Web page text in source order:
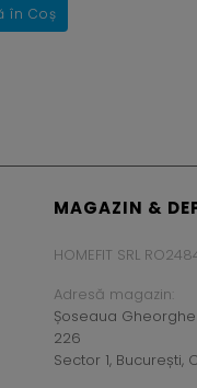
în Coș
MAGAZIN &
HOMEFIT SRL
Adresă magazin:
Șoseaua
226
Sector 1, București,